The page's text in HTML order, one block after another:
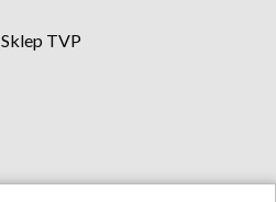
Sklep TVP